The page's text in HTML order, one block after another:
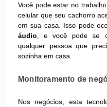
Você pode estar no
celular que seu cachorro
em sua casa. Isso pode
áudio, e você pode se
qualquer pessoa que
sozinha em casa.
Monitoramento de
Nos negócios, esta